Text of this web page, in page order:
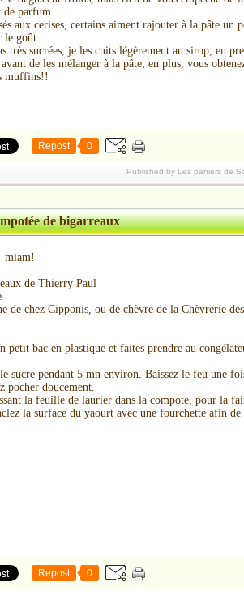
de parfum.
aux cerises, certains aiment rajouter à la pâte un
le goût.
très sucrées, je les cuits légèrement au sirop, en
de les mélanger à la pâte; en plus, vous
muffins!!
Repost 0
Published by Les paniers de
de bigarreaux
miam!
de Thierry Paul
de chez Cipponis, ou de chèvre de la Chèvrerie
petit bac en plastique et faites prendre au
sucre pendant 5 mn environ. Baissez le feu une
pocher doucement.
la feuille de laurier dans la compote, pour la
la surface du yaourt avec une fourchette afin
Repost 0